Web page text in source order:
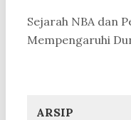
Sejarah NBA dan
Mempengaruhi
ARSIP